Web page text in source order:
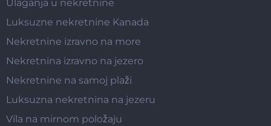
Ulaganja u nekretnine
Luksuzne nekretnine Kanada
Nekretnine izravno na more
Nekretnina izravno na jezero
Nekretnine na samoj plaži
Luksuzna nekretnina na jezeru
Vila na mirnom položaju